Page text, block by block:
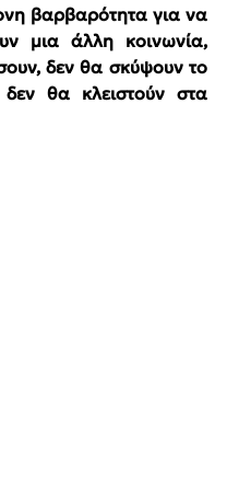
βαρβαρότητα για να
μια άλλη κοινωνία,
δεν θα σκύψουν το
δεν θα κλειστούν στα